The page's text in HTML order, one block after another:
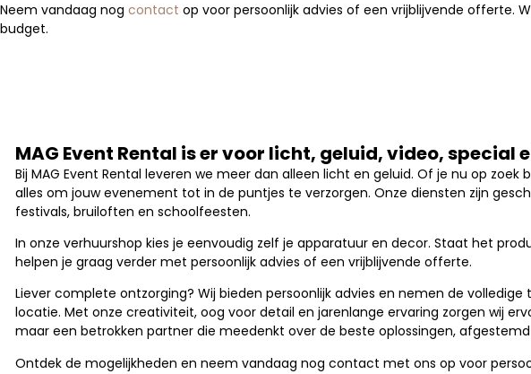
Neem vandaag nog contact op voor persoonlijk advies of een vrijblijvende offerte.
budget.
MAG Event Rental is er voor licht, geluid, video, special
Bij MAG Event Rental leveren we meer dan alleen licht en geluid. Of je nu op
alles om jouw evenement tot in de puntjes te verzorgen. Onze diensten zijn
festivals, bruiloften en schoolfeesten.
In onze verhuurshop kies je eenvoudig zelf je apparatuur en decor. Staat het
helpen je graag verder met persoonlijk advies of een vrijblijvende offerte.
Liever complete ontzorging? Wij bieden persoonlijk advies en nemen de
locatie. Met onze creativiteit, oog voor detail en jarenlange ervaring zorgen wij
maar een betrokken partner die meedenkt over de beste oplossingen,
Ontdek de mogelijkheden en neem vandaag nog contact met ons op voor